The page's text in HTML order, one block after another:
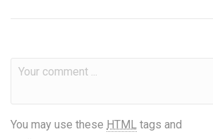
You may use these HTML tags and